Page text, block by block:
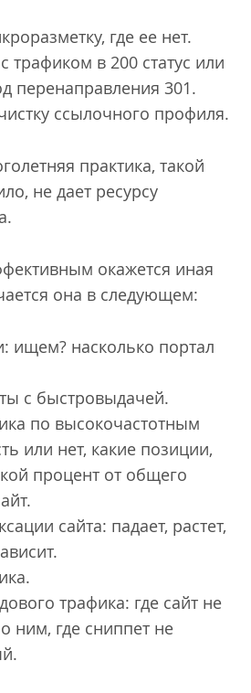
где ее нет.
трафиком в 200 статус или
перенаправления 301.
ссылочного профиля.
практика, такой
не дает ресурсу
окажется иная
она в следующем:
ищем? насколько портал
с быстровыдачей.
по высокочастотным
или нет, какие позиции,
процент от общего
сайта: падает, растет,
трафика: где сайт не
ним, где сниппет не